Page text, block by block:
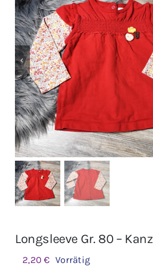
Jungen
Mädchen
Accesoires
Schuhe / Socken
Spielzeug
Babyausstattung
Krims Krams
Longsleeve Gr. 80 – Kanz
2,20€ Vorrätig